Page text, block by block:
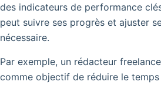
des indicateurs de performance
peut suivre ses progrès et ajuster
nécessaire.
Par exemple, un rédacteur
comme objectif de réduire le